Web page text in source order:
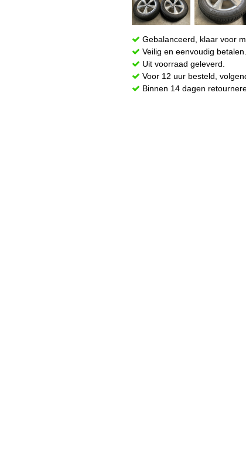
Gebalanceerd, klaar voor
Veilig en eenvoudig betalen.
Uit voorraad geleverd.
Voor 12 uur besteld,
Binnen 14 dagen